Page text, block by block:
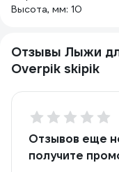
Высота, мм: 10
Отзывы Лыжи
Overpik skipik
Отзывов еще
получите